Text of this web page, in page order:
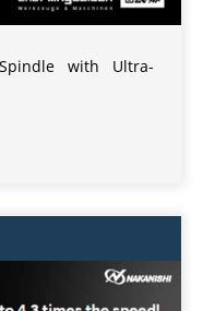
Spindle with Ultra-